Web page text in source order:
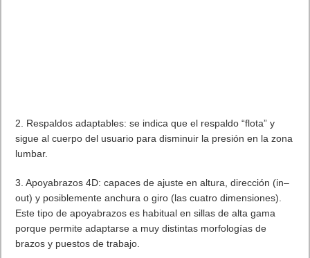
2. Respaldos adaptables: se indica que el respaldo “flota” y
sigue al cuerpo del usuario para disminuir la presión en la zona
lumbar.
3. Apoyabrazos 4D: capaces de ajuste en altura, dirección (in–
out) y posiblemente anchura o giro (las cuatro dimensiones).
Este tipo de apoyabrazos es habitual en sillas de alta gama
porque permite adaptarse a muy distintas morfologías de
brazos y puestos de trabajo.